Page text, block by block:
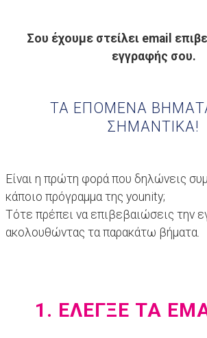
Σου έχουμε στείλει email
εγγραφής σου.
ΤΑ ΕΠΟΜΕΝΑ ΒΗΜΑΤΑ
ΣΗΜΑΝΤΙΚΑ!
Είναι η πρώτη φορά που δηλώνεις
κάποιο πρόγραμμα της younity;
Τότε πρέπει να επιβεβαιώσεις την
ακολουθώντας τα παρακάτω βήματα.
1. ΕΛΕΓΞΕ ΤΑ